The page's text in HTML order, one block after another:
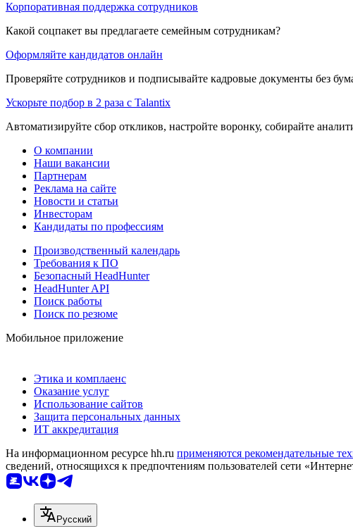
Корпоративная поддержка сотрудников
Какой соцпакет вы предлагаете семейным сотрудникам?
Оформляйте кандидатов онлайн
Проверяйте сотрудников и подписывайте кадровые документы без
Ускорьте подбор в 2 раза с Talantix
Автоматизируйте сбор откликов, настройте воронку, собирайте
О компании
Наши вакансии
Партнерам
Реклама на сайте
Новости и статьи
Инвесторам
Кандидаты по профессиям
Производственный календарь
Требования к ПО
Безопасный HeadHunter
HeadHunter API
Поиск работы
Поиск по резюме
Мобильное приложение
Этика и комплаенс
Оказание услуг
Использование сайтов
Защита персональных данных
ИТ аккредитация
На информационном ресурсе hh.ru применяются рекомендательные
сведений, относящихся к предпочтениям пользователей сети
Русский